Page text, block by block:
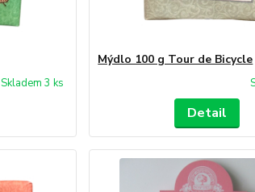
Skladem 3 ks
Mýdlo 100 g Tour de Bicycle
Detail